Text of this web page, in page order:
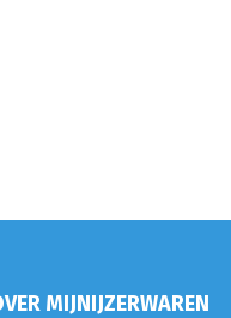
MIJNIJZERWAREN